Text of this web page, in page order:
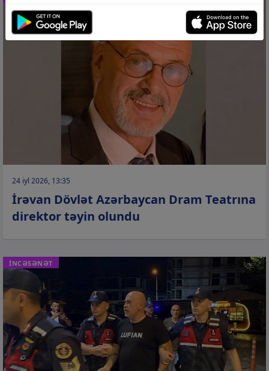
24 iyl 2026, 13:35
İrəvan Dövlət Azərbaycan Dram Teatrına
direktor təyin olundu
İNCƏSƏNƏT